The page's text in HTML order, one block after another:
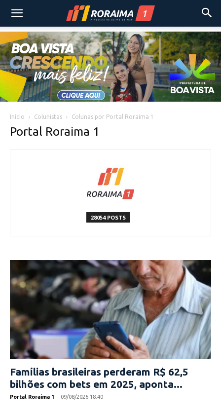
Início Colunistas Colunas por Portal Roraima 1
Portal Roraima 1
28054 POSTS
Famílias brasileiras perderam R$ 62,5
bilhões com bets em 2025, aponta...
Portal Roraima 1 - 09/08/2026 18:40